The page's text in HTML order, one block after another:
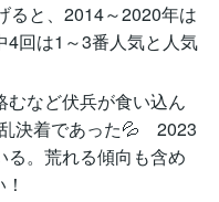
ると、2014～2020年は
4回は1～3番人気と人気
むなど伏兵が食い込ん
決着であった💦 2023
。荒れる傾向も含め